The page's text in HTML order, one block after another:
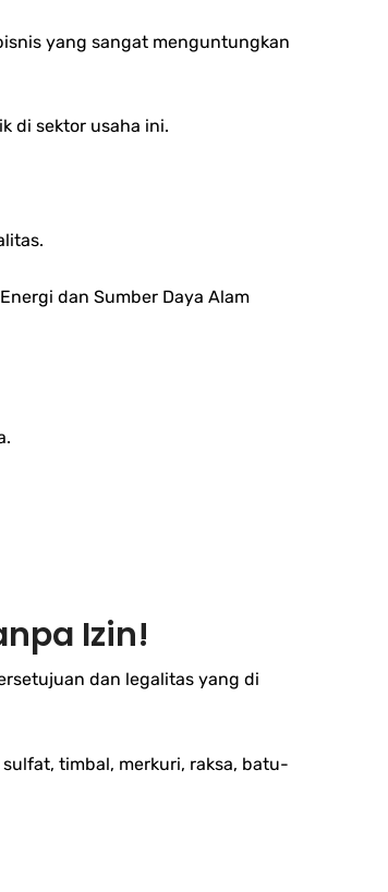
yang sangat menguntungkan
di sektor usaha ini.
dan Sumber Daya Alam
Izin!
dan legalitas yang di
timbal, merkuri, raksa, batu-